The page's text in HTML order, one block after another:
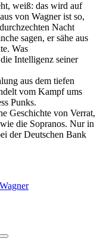
weiß: das wird auf
von Wagner ist so,
Nacht
sagen, er sähe aus
Was
Intelligenz seiner
aus dem tiefen
vom Kampf ums
Punks.
Geschichte von Verrat,
die Sopranos. Nur in
der Deutschen Bank
Wagner